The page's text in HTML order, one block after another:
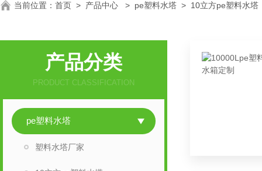
当前位置： 首页 > 产品中心 > pe塑料水塔 > 10立方pe塑料水塔
产品分类
PRODUCT CLASSIFICATION
pe塑料水塔
塑料水塔厂家